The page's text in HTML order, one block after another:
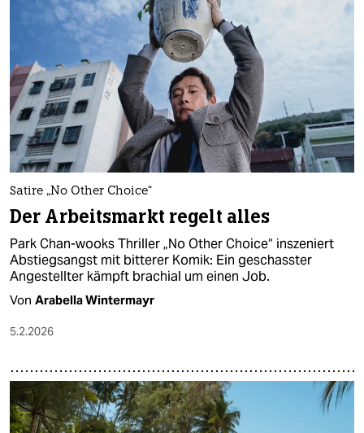
Satire „No Other Choice“
Der Arbeitsmarkt regelt alles
Park Chan-wooks Thriller „No Other Choice“ inszeniert
Abstiegsangst mit bitterer Komik: Ein geschasster
Angestellter kämpft brachial um einen Job.
Von Arabella Wintermayr
5.2.2026